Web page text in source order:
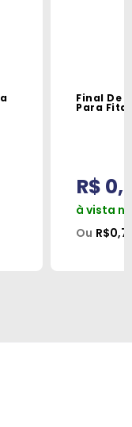
Final De
Para
R$
à vista
Ou R$0,71